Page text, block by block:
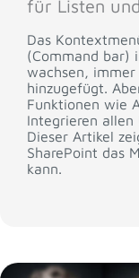
für Listen
Das
(Command bar)
wachsen,
hinzugefügt.
Funktionen wie
Integrieren allen
Dieser Artikel
SharePoint das
kann.